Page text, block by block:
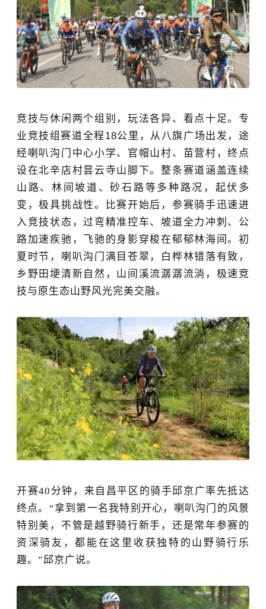
竞技与休闲两个组别，玩法各异、看点十足。专
业竞技组赛道全程 18公里，从八旗广场出发 ，途
经喇叭沟门 中心小学、 官帽山村、苗营村，终点
设在北辛店村昙云寺山脚下。整条赛道涵盖连续
山路、林间坡道、砂石路等多种路况，起伏多
变，极具挑战性。比赛开始后，参赛骑手迅速进
入竞技状态，过弯精准控车、坡道全力冲刺、公
路加速疾驰，飞驰的身影穿梭在郁郁林海间。初
夏时节，喇叭沟门满目苍翠，白桦林错落有致，
乡野田埂清新自然，山间溪流潺潺流淌，极速竞
技与原生态山野风光完美交融。
开赛40分钟，来自昌平区的骑手邱京广率先抵达
终点。“拿到第一名我特别开心，喇叭沟门的风景
特别美，不管是越野骑行新手，还是常年参赛的
资深骑友，都能在这里收获独特的山野骑行乐
趣。”邱京广说。